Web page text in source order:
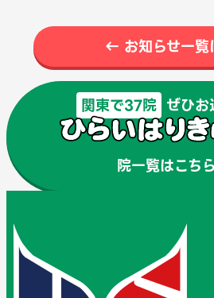
← お知らせ一覧
関東で37院 ぜひお
院一覧はこち